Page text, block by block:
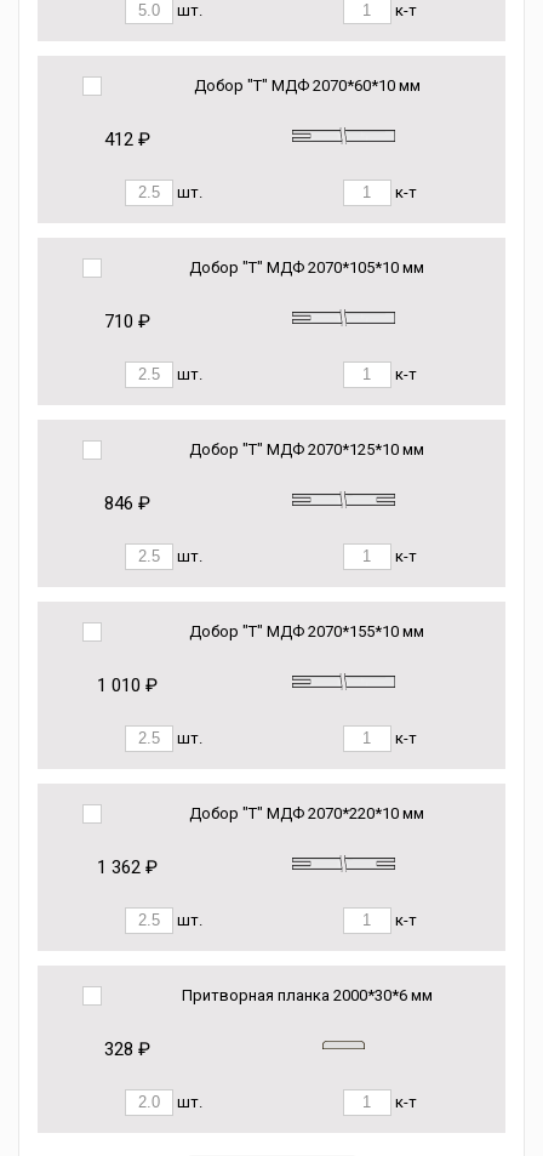
шт. к-т
Добор "Т" МДФ 2070*60*10 мм
412 ₽
шт. к-т
Добор "Т" МДФ 2070*105*10 мм
710 ₽
шт. к-т
Добор "Т" МДФ 2070*125*10 мм
846 ₽
шт. к-т
Добор "Т" МДФ 2070*155*10 мм
1 010 ₽
шт. к-т
Добор "Т" МДФ 2070*220*10 мм
1 362 ₽
шт. к-т
Притворная планка 2000*30*6 мм
328 ₽
шт. к-т